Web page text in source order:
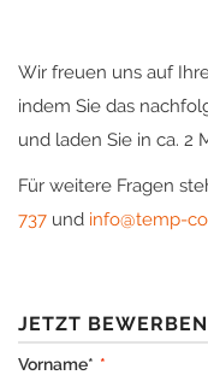
Wir freuen uns auf
indem Sie das
und laden Sie in ca. 2
Für weitere Fragen
737 und info@temp-
JETZT BEWERBEN
Vorname* *